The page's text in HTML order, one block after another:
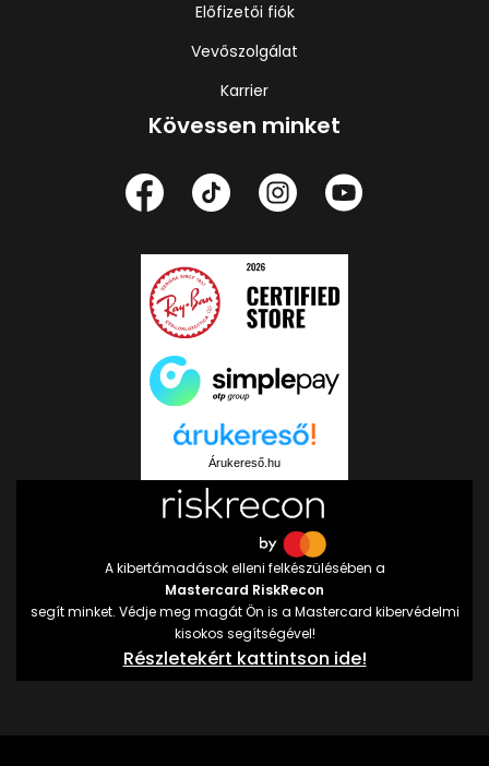
Előfizetői fiók
Vevőszolgálat
Karrier
Kövessen minket
Árukereső.hu
A kibertámadások elleni felkészülésében a
Mastercard RiskRecon
segít minket. Védje meg magát Ön is a Mastercard kibervédelmi
kisokos segítségével!
Részletekért kattintson ide!